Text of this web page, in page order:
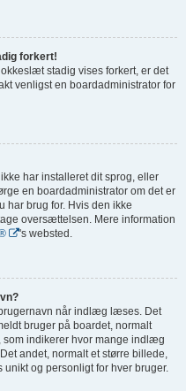
forkert!
stadig vises forkert, er det
venligst en boardadministrator for
har installeret dit sprog, eller
en boardadministrator om det er
har brug for. Hvis den ikke
oversættelsen. Mere information
's websted.
når indlæg læses. Det
bruger på boardet, normalt
som indikerer hvor mange indlæg
andet, normalt et større billede,
og personligt for hver bruger.